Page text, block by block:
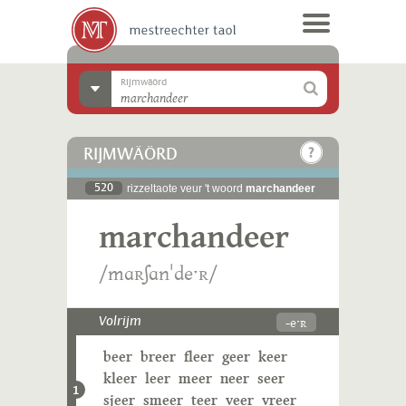
Rijmwäörd
RIJMWÄÖRD
520 rizzeltaote veur 't woord marchandeer
marchandeer
/mɑʀʃɑnˈdeˑʀ/
Volrijm -eˑʀ
1
beer breer fleer geer keer
kleer leer meer neer seer
sjeer smeer teer veer vreer